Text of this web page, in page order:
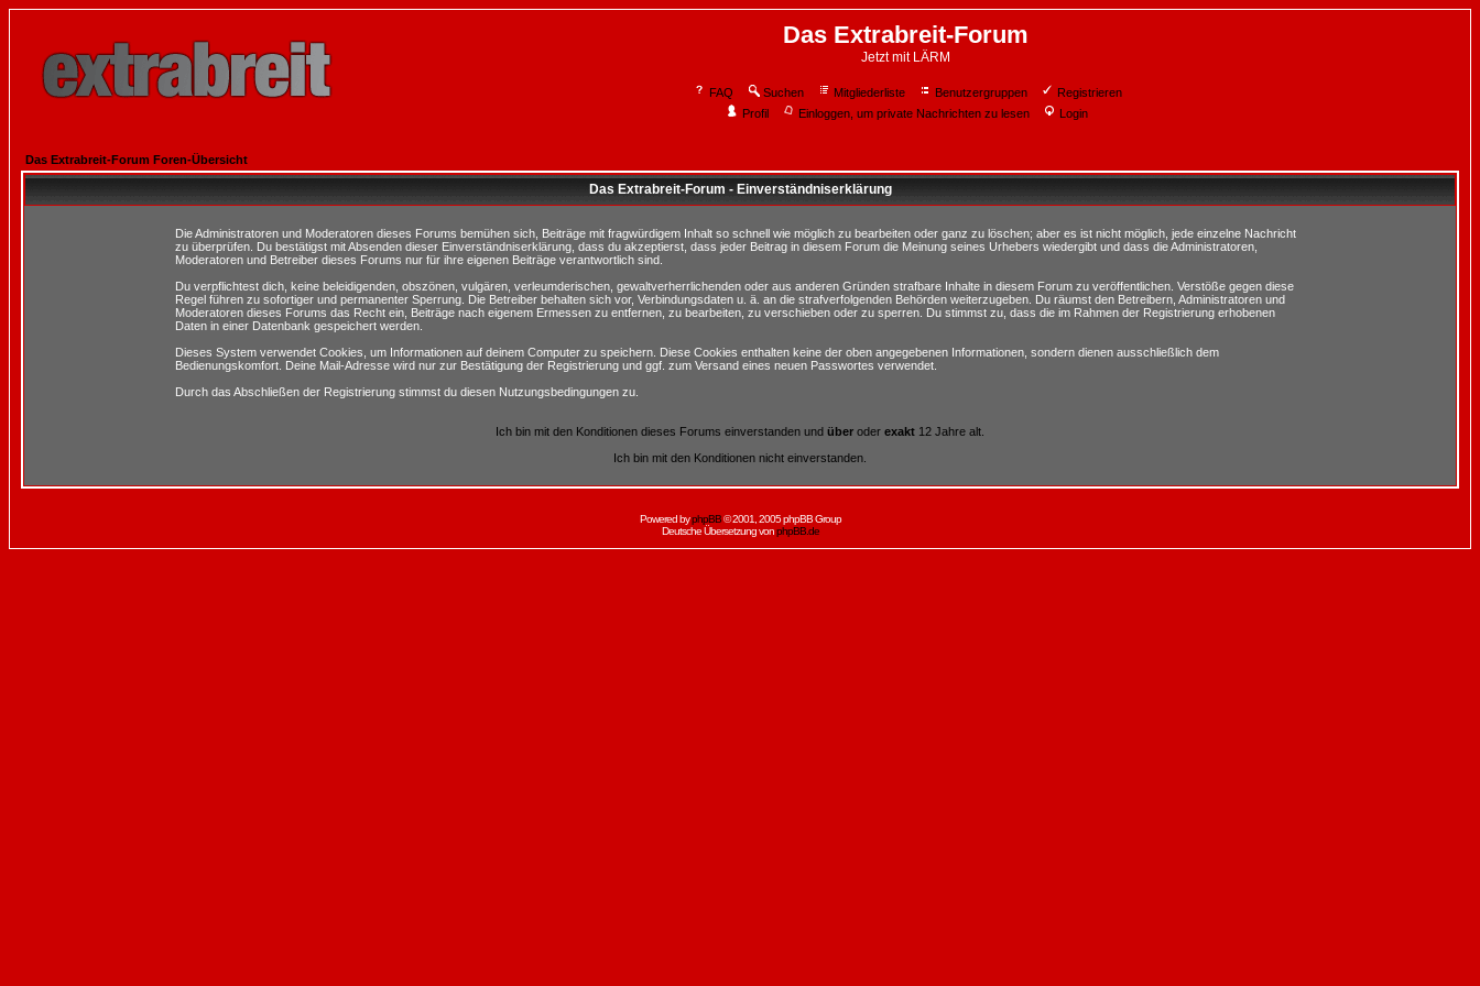
Das Extrabreit-Forum
Jetzt mit LÄRM
FAQ Suchen Mitgliederliste Benutzergruppen
Registrieren
Profil
Einloggen, um private Nachrichten zu lesen Login
Das Extrabreit-Forum Foren-Übersicht
Das Extrabreit-Forum - Einverständniserklärung
Die Administratoren und Moderatoren dieses Forums bemühen sich, Beiträge mit fragwürdigem Inhalt so schnell wie möglich zu bearbeiten oder ganz zu löschen; aber es ist nicht möglich, jede einzelne Nachricht
zu überprüfen. Du bestätigst mit Absenden dieser Einverständniserklärung, dass du akzeptierst, dass jeder Beitrag in diesem Forum die Meinung seines Urhebers wiedergibt und dass die Administratoren,
Moderatoren und Betreiber dieses Forums nur für ihre eigenen Beiträge verantwortlich sind.
Du verpflichtest dich, keine beleidigenden, obszönen, vulgären, verleumderischen, gewaltverherrlichenden oder aus anderen Gründen strafbare Inhalte in diesem Forum zu veröffentlichen. Verstöße gegen diese
Regel führen zu sofortiger und permanenter Sperrung. Die Betreiber behalten sich vor, Verbindungsdaten u. ä. an die strafverfolgenden Behörden weiterzugeben. Du räumst den Betreibern, Administratoren und
Moderatoren dieses Forums das Recht ein, Beiträge nach eigenem Ermessen zu entfernen, zu bearbeiten, zu verschieben oder zu sperren. Du stimmst zu, dass die im Rahmen der Registrierung erhobenen
Daten in einer Datenbank gespeichert werden.
Dieses System verwendet Cookies, um Informationen auf deinem Computer zu speichern. Diese Cookies enthalten keine der oben angegebenen Informationen, sondern dienen ausschließlich dem
Bedienungskomfort. Deine Mail-Adresse wird nur zur Bestätigung der Registrierung und ggf. zum Versand eines neuen Passwortes verwendet.
Durch das Abschließen der Registrierung stimmst du diesen Nutzungsbedingungen zu.
Ich bin mit den Konditionen dieses Forums einverstanden und über oder exakt 12 Jahre alt.
Ich bin mit den Konditionen nicht einverstanden.
Powered byphpBB© 2001, 2005 phpBB Group
Deutsche Übersetzung vonphpBB.de